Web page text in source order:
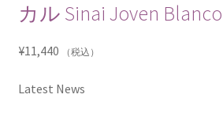
カル Sinai Joven
¥11,440 （税込）
Latest News